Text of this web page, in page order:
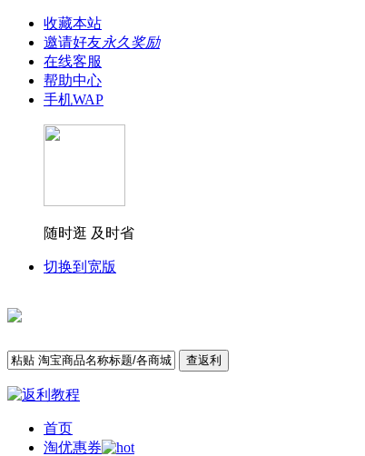
收藏本站
邀请好友永久奖励
在线客服
帮助中心
手机WAP
随时逛 及时省
切换到宽版
查返利
首页
淘优惠券